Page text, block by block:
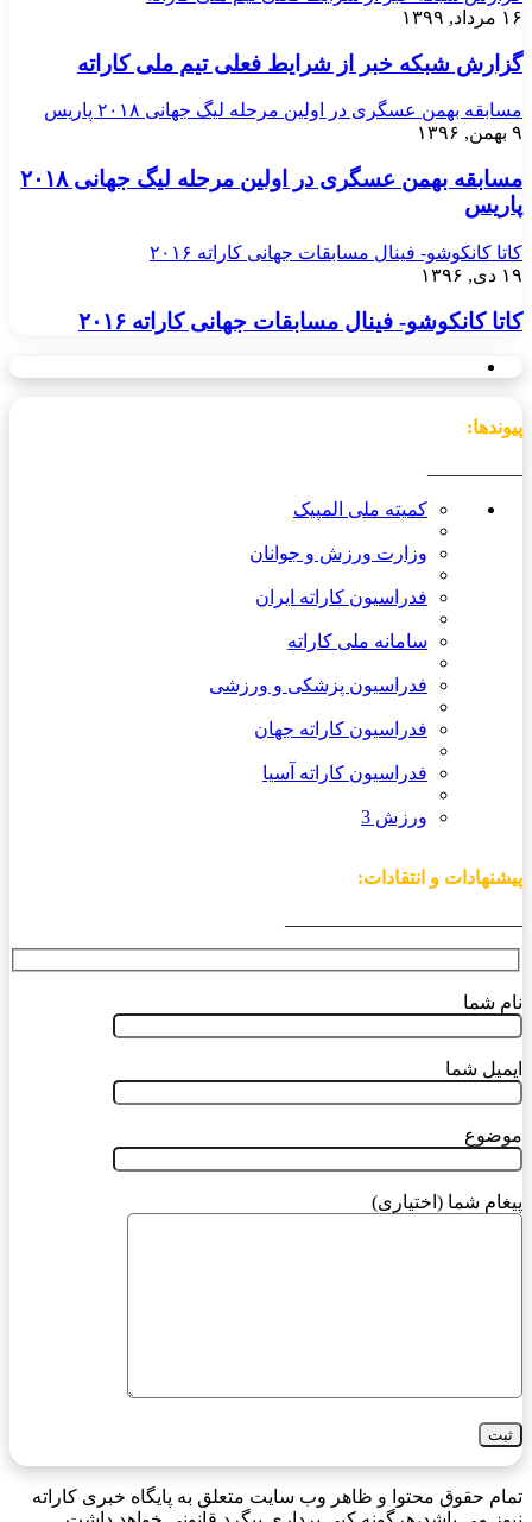
۱۶ مرداد, ۱۳۹۹
گزارش شبکه خبر از شرایط فعلی تیم ملی کاراته
مسابقه بهمن عسگری در اولین مرحله لیگ جهانی ۲۰۱۸ پاریس
۹ بهمن, ۱۳۹۶
مسابقه بهمن عسگری در اولین مرحله لیگ جهانی ۲۰۱۸
پاریس
کاتا کانکوشو- فینال مسابقات جهانی کاراته ۲۰۱۶
۱۹ دی, ۱۳۹۶
کاتا کانکوشو- فینال مسابقات جهانی کاراته ۲۰۱۶
پیوندها:
کمیته ملی المپیک
وزارت ورزش و جوانان
فدراسیون کاراته ایران
سامانه ملی کاراته
فدراسیون پزشکی و ورزشی
فدراسیون کاراته جهان
فدراسیون کاراته آسیا
ورزش 3
پیشنهادات و انتقادات:
نام شما
ایمیل شما
موضوع
پیغام شما (اختیاری)
تمام حقوق محتوا و ظاهر وب سایت متعلق به پایگاه خبری کاراته